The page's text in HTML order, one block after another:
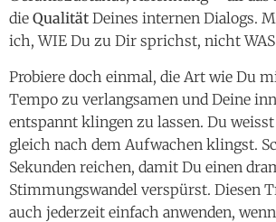
die Qualität Deines internen Dialogs.
ich, WIE Du zu Dir sprichst, nicht WAS
Probiere doch einmal, die Art wie Du
Tempo zu verlangsamen und Deine
entspannt klingen zu lassen. Du
gleich nach dem Aufwachen klingst.
Sekunden reichen, damit Du einen
Stimmungswandel verspürst. Diesen
auch jederzeit einfach anwenden,